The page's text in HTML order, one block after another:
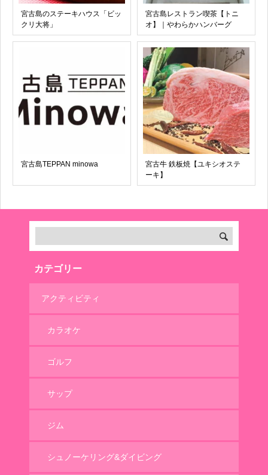
宮古島のステーキハウス「ビッ
クリ大将」
宮古島レストラン喫茶【トニ
オ】｜やわらかハンバーグ
宮古島TEPPAN minowa
宮古牛 鉄板焼【ユキシオステ
ーキ】
カテゴリー
アクティビティ
カラオケ
ゴルフ
サップ
ジム
シュノーケリング&ダイビング